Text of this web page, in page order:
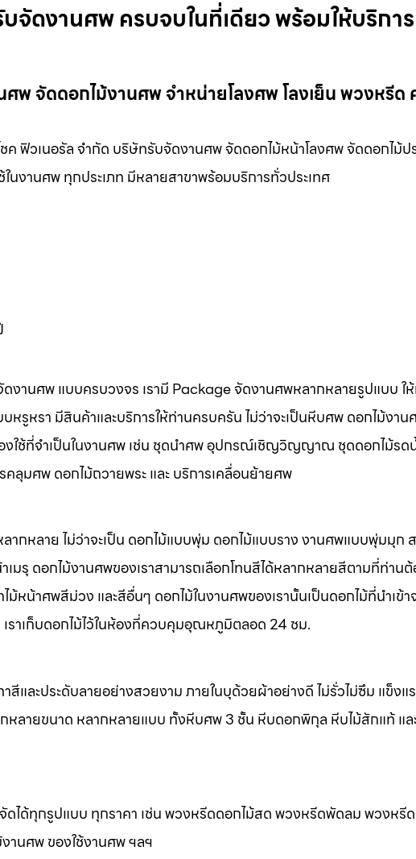
จัดงานศพ ครบจบในที่เดียว พร้อมให้บริการ
พ จัดดอกไม้งานศพ จำหน่ายโลงศพ โลงเย็น พวงหรีด
ฟิวเนอรัล จำกัด บริษัทรับจัดงานศพ จัดดอกไม้หน้าโลงศพ จัดดอกไม้ป
นงานศพ ทุกประเภท มีหลายสาขาพร้อมบริการทั่วประเทศ
งานศพ แบบครบวงจร เรามี Package จัดงานศพหลากหลายรูปแบบ ใ
หรูหรา มีสินค้าและบริการให้ท่านครบครัน ไม่ว่าจะเป็นหีบศพ ดอกไม้งา
งใช้ที่จำเป็นในงานศพ เช่น ชุดนำศพ อุปกรณ์เชิญวิญญาณ ชุดดอกไม้รด
ลุมศพ ดอกไม้ถวายพระ และ บริการเคลื่อนย้ายศพ
ากหลาย ไม่ว่าจะเป็น ดอกไม้แบบพุ่ม ดอกไม้แบบราง งานศพแบบพุ่มมุก
รุ ดอกไม้งานศพของเราสามารถเลือกโทนสีได้หลากหลายสีตามที่ท่าน
หน้าศพสีม่วง และสีอื่นๆ ดอกไม้ในงานศพของเรานั้นเป็นดอกไม้ที่นำเข้า
เราเก็บดอกไม้ไว้ในห้องที่ควบคุมอุณหภูมิตลอด 24 ชม.
และประดับลายอย่างสวยงาม ภายในบุด้วยผ้าอย่างดี ไม่รั่วไม่ซึม แข็งแ
กหลายขนาด หลากหลายแบบ ทั้งหีบศพ 3 ชั้น หีบดอกพิกุล หีบไม้สักแท้ แ
ดได้ทุกรูปแบบ ทุกราคา เช่น พวงหรีดดอกไม้สด พวงหรีดพัดลม พวงหรี
านศพ ของใช้งานศพ ฯลฯ